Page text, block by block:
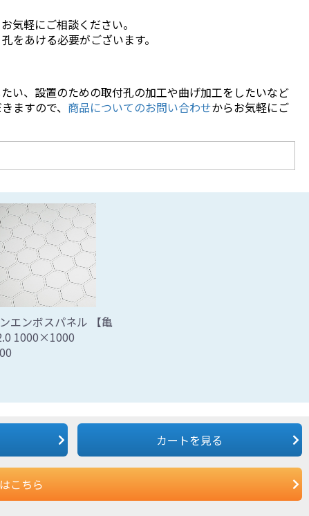
気軽にご相談ください。
あける必要がございます。
い、設置のための取付孔の加工や曲げ加工をしたいなど
ますので、 商品についてのお問い合わせからお気軽にご
エンボスパネル 【亀
1000×1000
カートを見る
こちら